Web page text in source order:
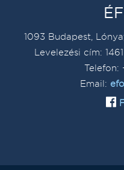
1093 Budapest,
Levelezési cím:
Telefon:
Email: